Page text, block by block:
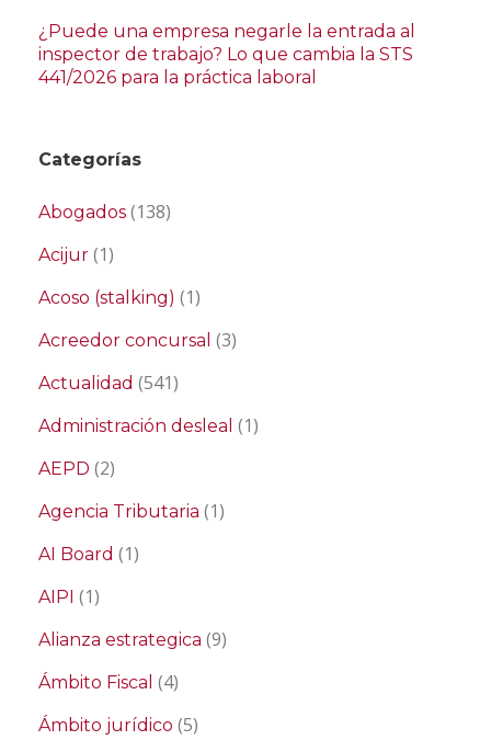
¿Puede una empresa negarle la entrada al
inspector de trabajo? Lo que cambia la STS
441/2026 para la práctica laboral
Categorías
Abogados (138)
Acijur (1)
Acoso (stalking) (1)
Acreedor concursal (3)
Actualidad (541)
Administración desleal (1)
AEPD (2)
Agencia Tributaria (1)
AI Board (1)
AIPI (1)
Alianza estrategica (9)
Ámbito Fiscal (4)
Ámbito jurídico (5)